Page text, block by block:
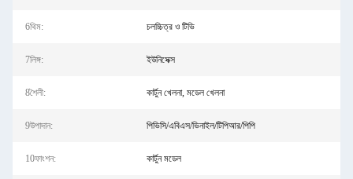
6থিম: চলচ্চিত্র ও টিভি
7লিঙ্গ: ইউনিসেক্স
8শৈলী: কার্টুন খেলনা, মডেল খেলনা
9উপাদান: পিভিসি/এবিএস/ভিনাইল/টিপিআর/পিপি
10ফাংশন: কার্টুন মডেল